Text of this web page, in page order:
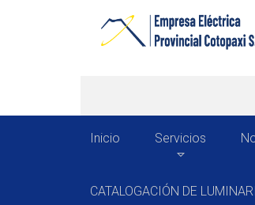
Inicio Servicios
CATALOGACIÓN DE